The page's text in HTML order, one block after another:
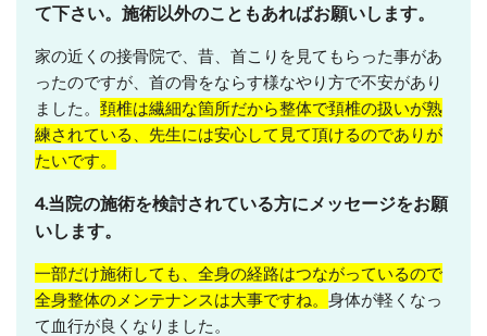
て下さい。施術以外のこともあればお願いします。
家の近くの接骨院で、昔、首こりを見てもらった事があ
ったのですが、首の骨をならす様なやり方で不安があり
ました。 頚椎は繊細な箇所だから整体で頚椎の扱いが熟
練されている、先生には安心して見て頂けるのでありが
たいです。
4.当院の施術を検討されている方にメッセージをお願
いします。
一部だけ施術しても、全身の経路はつながっているので
全身整体のメンテナンスは大事ですね。 身体が軽くなっ
て血行が良くなりました。